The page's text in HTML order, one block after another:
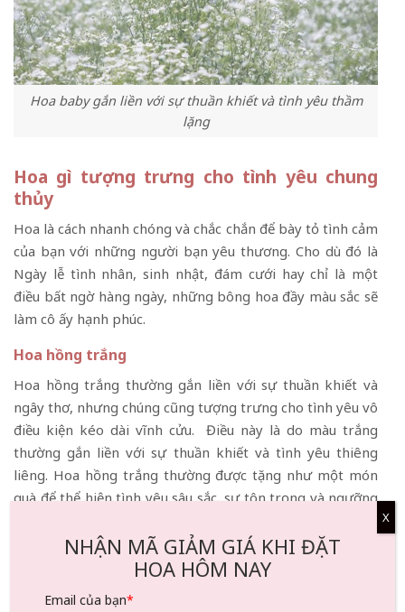
Hoa baby gắn liền với sự thuần khiết và tình yêu thầm
lặng
Hoa gì tượng trưng cho tình yêu chung
thủy
Hoa là cách nhanh chóng và chắc chắn để bày tỏ tình cảm
của bạn với những người bạn yêu thương. Cho dù đó là
Ngày lễ tình nhân, sinh nhật, đám cưới hay chỉ là một
điều bất ngờ hàng ngày, những bông hoa đầy màu sắc sẽ
làm cô ấy hạnh phúc.
Hoa hồng trắng
Hoa hồng trắng thường gắn liền với sự thuần khiết và
ngây thơ, nhưng chúng cũng tượng trưng cho tình yêu vô
điều kiện kéo dài vĩnh cửu. Điều này là do màu trắng
thường gắn liền với sự thuần khiết và tình yêu thiêng
liêng. Hoa hồng trắng thường được tặng như một món
quà để thể hiện tình yêu sâu sắc, sự tôn trọng và ngưỡng
chung thủy của một mối quan hệ lâu dài, cũng như sự
trong sáng của một tình yêu không có động cơ thầm kín
NHẬN MÃ GIẢM GIÁ KHI ĐẶT
HOA HÔM NAY
Email của bạn*
X